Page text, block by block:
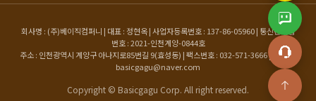
회사명 : (주)베이직컴퍼니 | 대표 : 정현옥 | 사업자등록번호 : 137-86-05960 | 통신판매업
번호 : 2021-인천계양-0844호
주소 : 인천광역시 계양구 아나지로85번길 9(효성동) | 팩스번호 : 032-571-3666 | 이메일 :
basicgagu@naver.com
Copyright © Basicgagu Corp. All right reserved.